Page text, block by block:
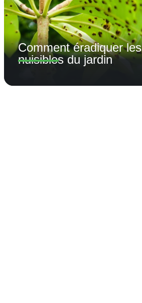
Comment éradiquer les
nuisibles du jardin